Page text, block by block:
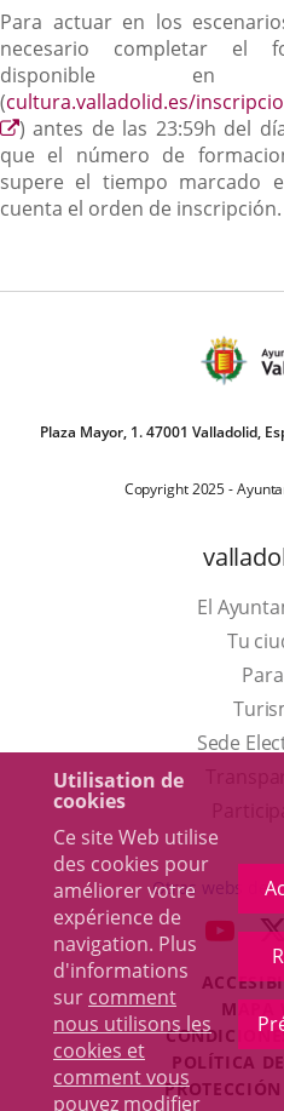
Utilisation de
cookies
Ce site Web utilise
des cookies pour
améliorer votre
expérience de
navigation. Plus
d'informations
sur comment
nous utilisons les
cookies et
comment vous
pouvez modifier
Para actuar en los
necesario completar el
disponible en
(cultura.valladolid.es/
Enlace
a
una
aplicación
) antes de las 23:59h del
que el número de
supere el tiempo marcado
cuenta el orden de inscripción.
Plaza Mayor, 1. 47001 Valladolid,
Copyright 2025 -
El
Tu
Sede
Otras webs del
UNA
MAPA
POLÍTICA